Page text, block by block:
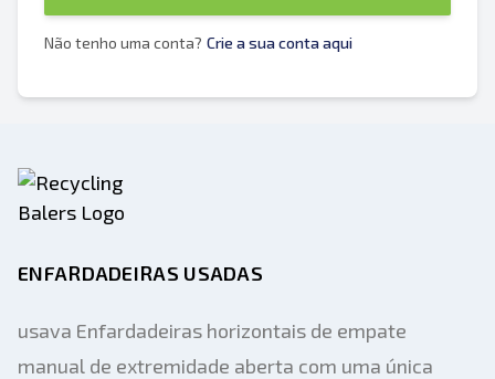
Não tenho uma conta? Crie a sua conta aqui
ENFARDADEIRAS USADAS
usava Enfardadeiras horizontais de empate
manual de extremidade aberta com uma única